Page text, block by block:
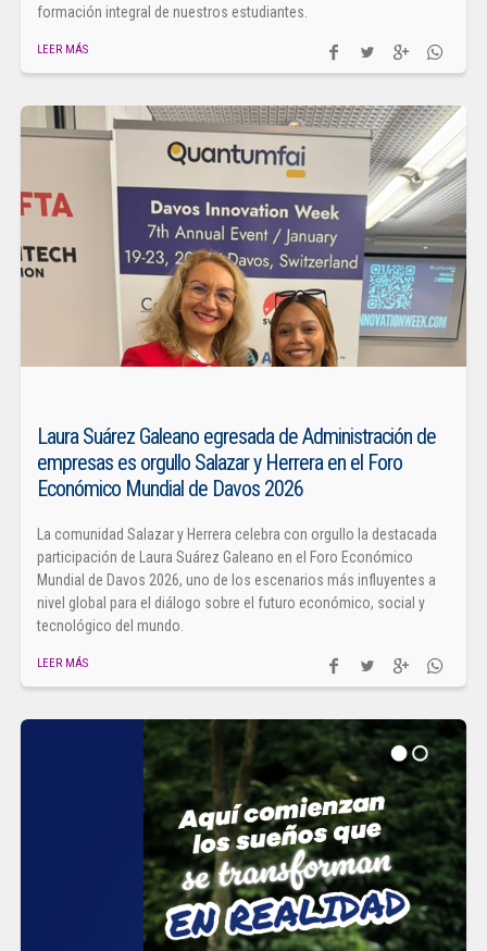
formación integral de nuestros estudiantes.
LEER MÁS
Laura Suárez Galeano egresada de Administración de
empresas es orgullo Salazar y Herrera en el Foro
Económico Mundial de Davos 2026
La comunidad Salazar y Herrera celebra con orgullo la destacada
participación de Laura Suárez Galeano en el Foro Económico
Mundial de Davos 2026, uno de los escenarios más influyentes a
nivel global para el diálogo sobre el futuro económico, social y
tecnológico del mundo.
LEER MÁS